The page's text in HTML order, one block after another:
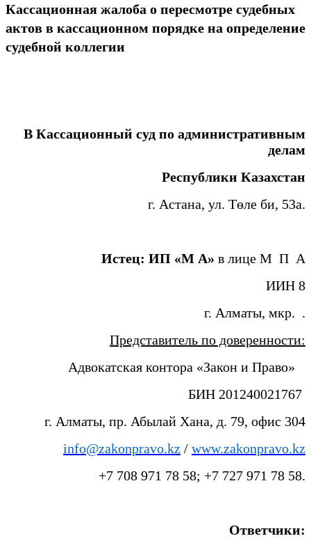
Кассационная жалоба о пересмотре судебных
актов в кассационном порядке на определение
судебной коллегии
В Кассационный суд по административным
делам
Республики Казахстан
г. Астана, ул. Төле би, 53a.
Истец: ИП «М А» в лице М П А
ИИН 8
г. Алматы, мкр. .
Представитель по доверенности:
Адвокатская контора «Закон и Право»
БИН 201240021767
г. Алматы, пр. Абылай Хана, д. 79, офис 304
info@zakonpravo.kz / www.zakonpravo.kz
+7 708 971 78 58; +7 727 971 78 58.
Ответчики: